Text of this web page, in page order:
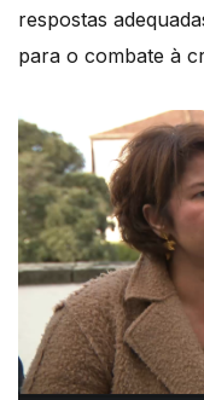
respostas
para o combate à